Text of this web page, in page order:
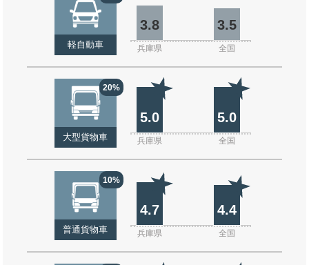
軽自動車
3.8 3.5
兵庫県 全国
20%
大型貨物車
5.0 5.0
兵庫県 全国
10%
普通貨物車
4.7 4.4
兵庫県 全国